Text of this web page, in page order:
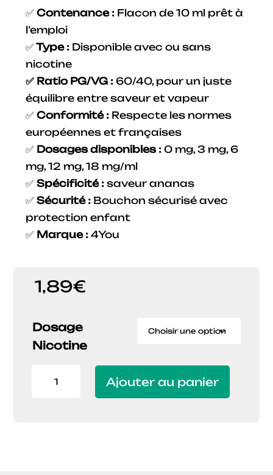
✅ Contenance : Flacon de 10 ml prêt à
l’emploi
✅ Type : Disponible avec ou sans
nicotine
✅ Ratio PG/VG : 60/40, pour un juste
équilibre entre saveur et vapeur
✅Conformité : Respecte les normes
européennes et françaises
✅ Dosages disponibles : 0 mg, 3 mg, 6
mg, 12 mg, 18 mg/ml
✅Spécificité :saveur ananas
✅Sécurité : Bouchon sécurisé avec
protection enfant
✅ Marque : 4You
1,89€
Dosage
Nicotine
Ajouter au panier